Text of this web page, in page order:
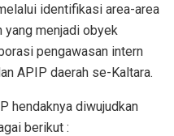
identifikasi area-area
menjadi obyek
pengawasan intern
APIP daerah se-Kaltara.
hendaknya diwujudkan
berikut :